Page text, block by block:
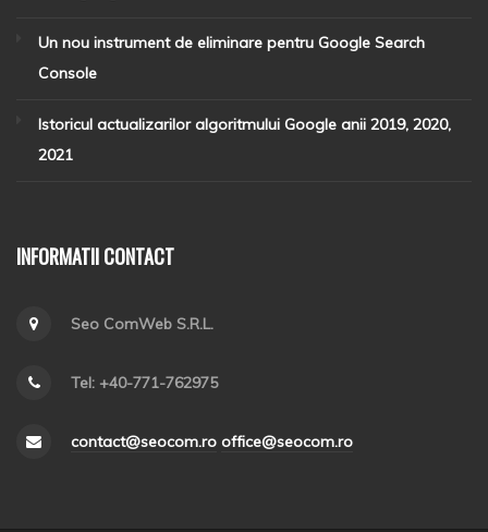
Un nou instrument de eliminare pentru Google Search
Console
Istoricul actualizarilor algoritmului Google anii 2019, 2020,
2021
INFORMATII CONTACT
Seo ComWeb S.R.L.
Tel: +40-771-762975
contact@seocom.ro office@seocom.ro